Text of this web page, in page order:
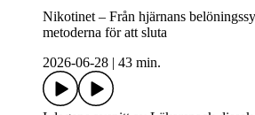
Nikotinet – Från hjärnans
metoderna för att sluta
2026-06-28
43 min.